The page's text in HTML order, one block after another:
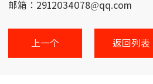
邮箱：2912034078@qq.com
上一个 返回列表